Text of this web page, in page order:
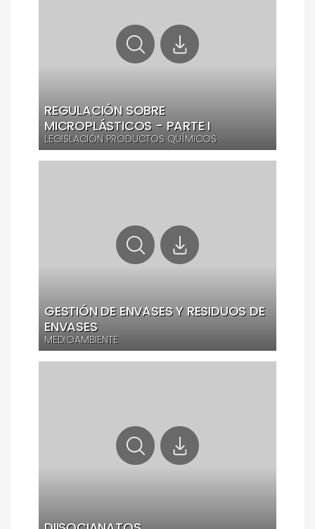
REGULACIÓN SOBRE
MICROPLÁSTICOS - PARTE I
LEGISLACIÓN PRODUCTOS QUÍMICOS
GESTIÓN DE ENVASES Y RESIDUOS DE
ENVASES
MEDIOAMBIENTE